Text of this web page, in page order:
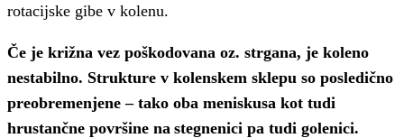
rotacijske gibe v kolenu.
Če je križna vez poškodovana oz. strgana, je koleno
nestabilno. Strukture v kolenskem sklepu so posledično
preobremenjene – tako oba meniskusa kot tudi
hrustančne površine na stegnenici pa tudi golenici.